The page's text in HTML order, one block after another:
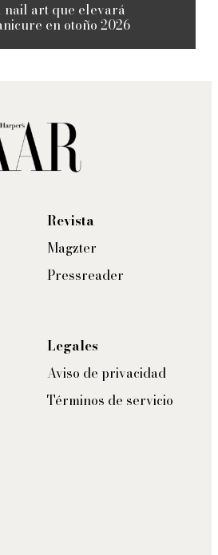
nail art que elevará
en otoño 2026
Revista
Magzter
Pressreader
Legales
Aviso de privacidad
Términos de servicio